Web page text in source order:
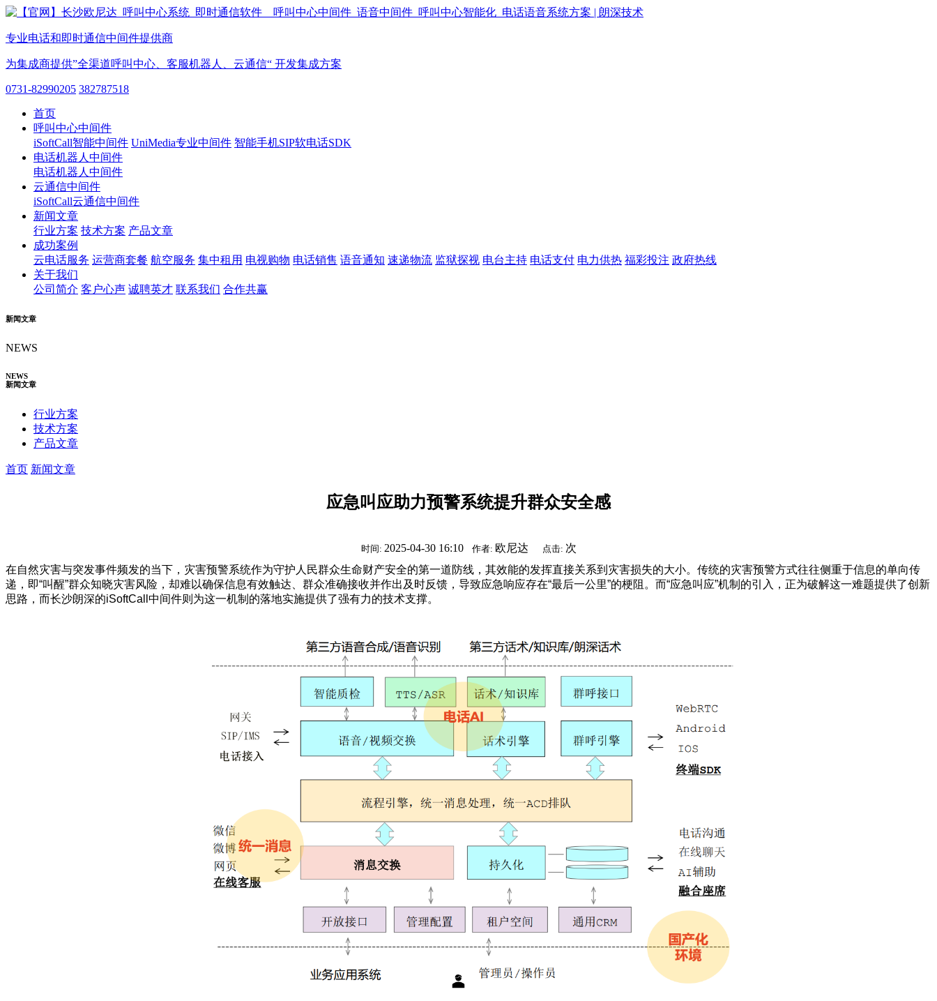
专业电话和即时通信中间件提供商
为集成商提供”全渠道呼叫中心、客服机器人、云通信“ 开发集成方案
0731-82990205 382787518
首页
呼叫中心中间件
iSoftCall智能中间件 UniMedia专业中间件 智能手机SIP软电话SDK
电话机器人中间件
电话机器人中间件
云通信中间件
iSoftCall云通信中间件
新闻文章
行业方案 技术方案 产品文章
成功案例
云电话服务 运营商套餐 航空服务 集中租用 电视购物 电话销售 语音通知 速递物流 监狱探视 电台主持 电话支付 电力供热 福彩投注 政府热线
关于我们
公司简介 客户心声 诚聘英才 联系我们 合作共赢
新闻文章
NEWS
NEWS
新闻文章
行业方案
技术方案
产品文章
首页 新闻文章
应急叫应助力预警系统提升群众安全感
时间: 2025-04-30 16:10 作者: 欧尼达 点击: 次
在自然灾害与突发事件频发的当下，灾害预警系统作为守护人民群众生命财产安全的第一道防线，其效能的发挥直接关系到灾害损失的大小。传统的灾害预警方式往往侧重于信息的单向传
递，即“叫醒”群众知晓灾害风险，却难以确保信息有效触达、群众准确接收并作出及时反馈，导致应急响应存在“最后一公里”的梗阻。而“应急叫应”机制的引入，正为破解这一难题提供了创新
思路，而长沙朗深的iSoftCall中间件则为这一机制的落地实施提供了强有力的技术支撑。